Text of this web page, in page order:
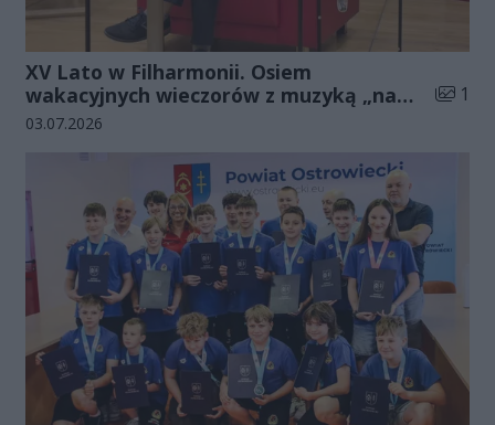
XV Lato w Filharmonii. Osiem
wakacyjnych wieczorów z muzyką „na
luzie”
Liczba
1
Data dodania galerii:
03.07.2026